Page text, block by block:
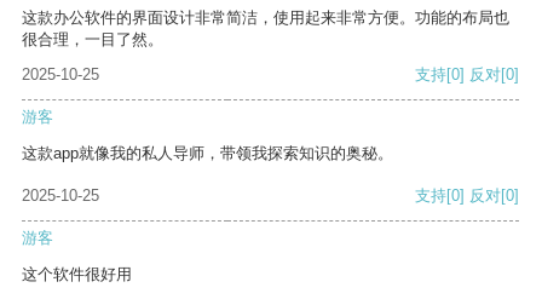
这款办公软件的界面设计非常简洁，使用起来非常方便。功能的布局也
很合理，一目了然。
2025-10-25
支持[0] 反对[0]
游客
这款app就像我的私人导师，带领我探索知识的奥秘。
2025-10-25 支持[0] 反对[0]
游客
这个软件很好用